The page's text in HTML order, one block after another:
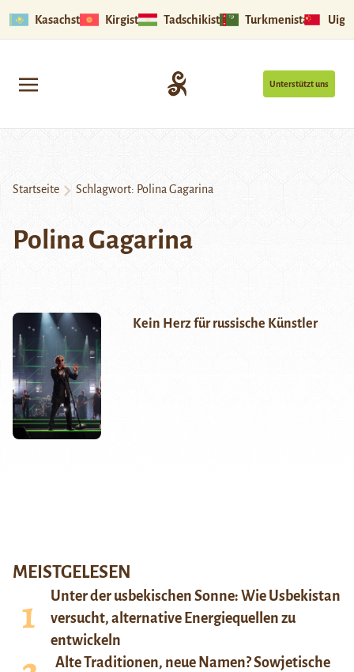
Kasachstan Kirgistan Tadschikistan Turkmenistan
Unterstützt uns
Startseite Schlagwort: Polina Gagarina
Polina Gagarina
Kein Herz für russische Künstler
MEISTGELESEN
Unter der usbekischen Sonne: Wie Usbekistan
versucht, alternative Energiequellen zu
entwickeln
Alte Traditionen, neue Namen? Sowjetische